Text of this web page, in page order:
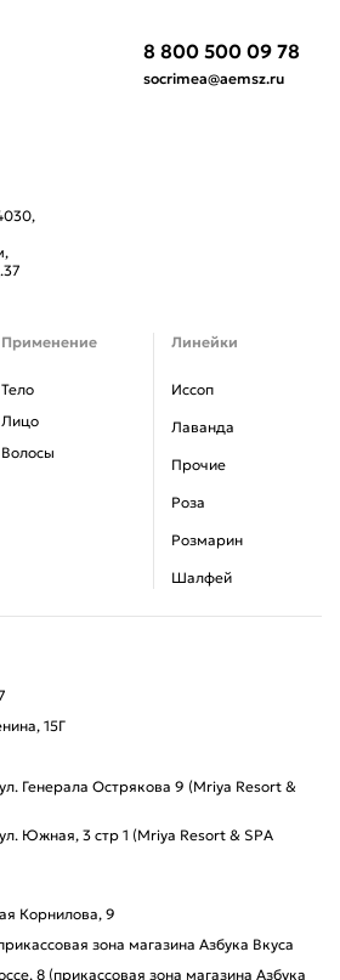
8 800 500 09 78
socrimea@aemsz.ru
Применение
Тело
Лицо
Волосы
Линейки
Иссоп
Лаванда
Прочие
Роза
Розмарин
Шалфей
15Г
Генерала Острякова 9 (Mriya Resort &
Южная, 3 стр 1 (Mriya Resort & SPA
Корнилова, 9
зона магазина Азбука Вкуса
8 (прикассовая зона магазина Азбука